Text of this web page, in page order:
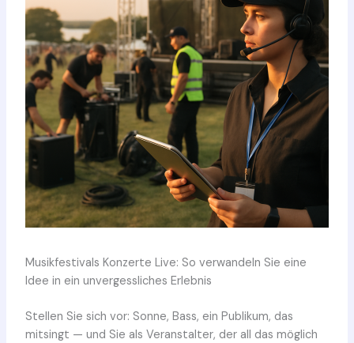
Musikfestivals Konzerte Live: So verwandeln Sie eine
Idee in ein unvergessliches Erlebnis
Stellen Sie sich vor: Sonne, Bass, ein Publikum, das
mitsingt — und Sie als Veranstalter, der all das möglich